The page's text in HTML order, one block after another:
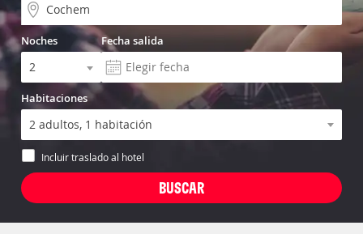
Noches Fecha salida
Habitaciones
Incluir traslado al hotel